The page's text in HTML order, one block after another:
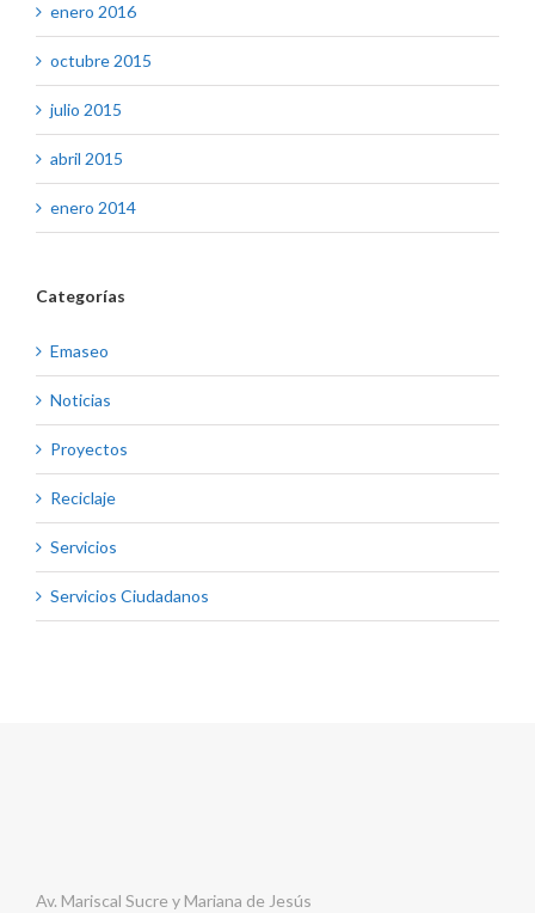
enero 2016
octubre 2015
julio 2015
abril 2015
enero 2014
Categorías
Emaseo
Noticias
Proyectos
Reciclaje
Servicios
Servicios Ciudadanos
Av. Mariscal Sucre y Mariana de Jesús